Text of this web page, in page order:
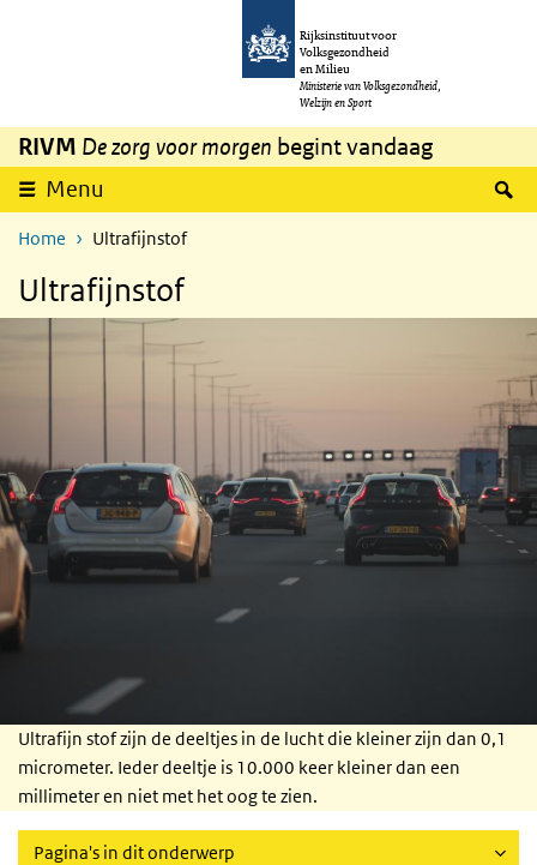
Overslaan en naar de inhoud gaan
Rijksinstituut voor
Volksgezondheid
en Milieu
Ministerie van Volksgezondheid,
Welzijn en Sport
RIVM De zorg voor morgen begint vandaag
Menu
Home Ultrafijnstof
Ultrafijnstof
Ultrafijn stof zijn de deeltjes in de lucht die kleiner zijn dan 0,1
micrometer. Ieder deeltje is 10.000 keer kleiner dan een
millimeter en niet met het oog te zien.
Pagina's in dit onderwerp